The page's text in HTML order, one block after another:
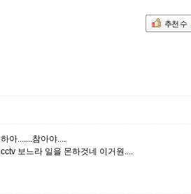
추천 수
하아.......참아야....
cctv 보느라 일을 몬하것네 이거원....